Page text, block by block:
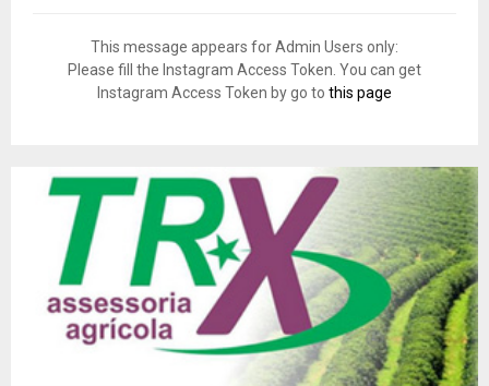
This message appears for Admin Users only:
Please fill the Instagram Access Token. You can get
Instagram Access Token by go to this page